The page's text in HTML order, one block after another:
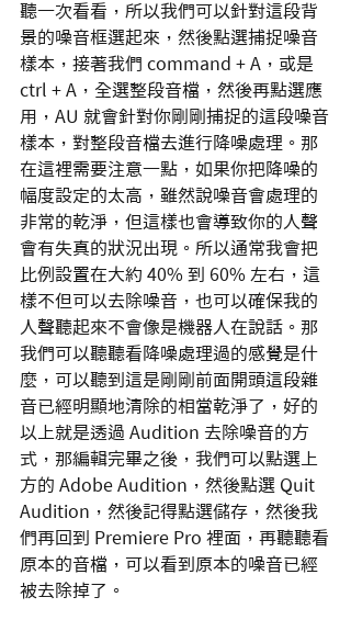
聽一次看看，所以我們可以針對這段背
景的噪音框選起來，然後點選捕捉噪音
樣本，接著我們 command + A，或是
ctrl + A，全選整段音檔，然後再點選應
用，AU 就會針對你剛剛捕捉的這段噪音
樣本，對整段音檔去進行降噪處理。那
在這裡需要注意一點，如果你把降噪的
幅度設定的太高，雖然說噪音會處理的
非常的乾淨，但這樣也會導致你的人聲
會有失真的狀況出現。所以通常我會把
比例設置在大約 40% 到 60% 左右，這
樣不但可以去除噪音，也可以確保我的
人聲聽起來不會像是機器人在說話。那
我們可以聽聽看降噪處理過的感覺是什
麼，可以聽到這是剛剛前面開頭這段雜
音已經明顯地清除的相當乾淨了，好的
以上就是透過 Audition 去除噪音的方
式，那編輯完畢之後，我們可以點選上
方的 Adobe Audition，然後點選 Quit
Audition，然後記得點選儲存，然後我
們再回到 Premiere Pro 裡面，再聽聽看
原本的音檔，可以看到原本的噪音已經
被去除掉了。